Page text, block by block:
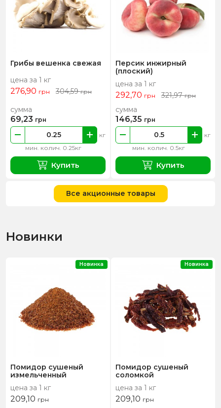
Грибы вешенка свежая
цена за 1 кг
276,90 грн 304,59грн
мин. колич. 0.25кг
кг
сумма
69,23 грн
Купить
Персик инжирный
(плоский)
цена за 1 кг
292,70 грн 321,97грн
мин. колич. 0.5кг
кг
сумма
146,35 грн
Купить
Все акционные товары
Новинки
Помидор сушеный
измельченный
цена за 1 кг
209,10 грн
Новинка
Помидор сушеный
соломкой
цена за 1 кг
209,10 грн
Новинка